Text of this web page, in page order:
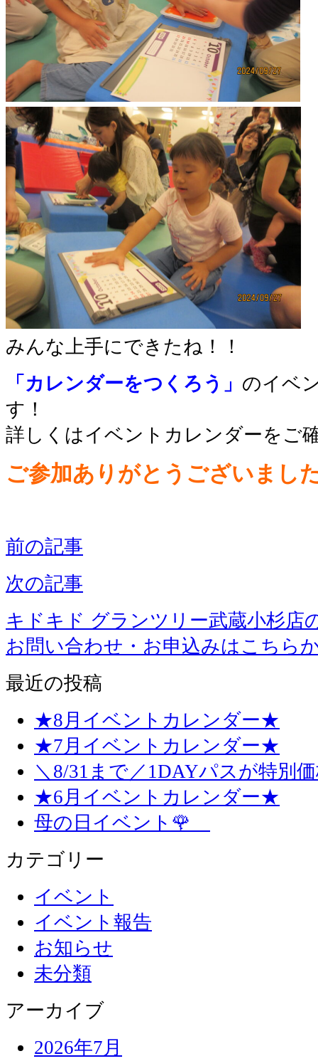
みんな上手にできたね！！
「カレンダーをつくろう」 のイベ
す！
詳しくはイベントカレンダーをご
ご参加ありがとうございまし
前の記事
次の記事
キドキド グランツリー武蔵小杉店
お問い合わせ・お申込みはこちら
最近の投稿
★8月イベントカレンダー★
★7月イベントカレンダー★
＼8/31まで／1DAYパスが特別
★6月イベントカレンダー★
母の日イベント🌹
カテゴリー
イベント
イベント報告
お知らせ
未分類
アーカイブ
2026年7月